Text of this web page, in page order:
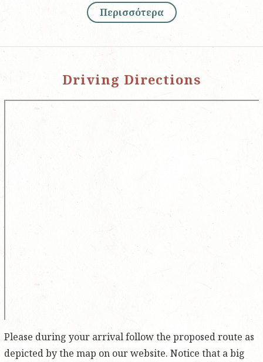
Περισσότερα
Driving Directions
Please during your arrival follow the proposed route as
depicted by the map on our website. Notice that a big